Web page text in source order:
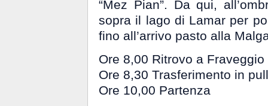
“Mez Pian”. Da qui,
sopra il lago di Lamar per
fino all’arrivo pasto alla
Ore 8,00 Ritrovo a
Ore 8,30 Trasferimento in
Ore 10,00 Partenza